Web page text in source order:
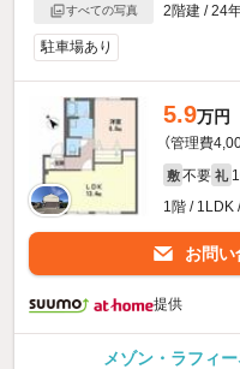
すべての写真
2階建 / 24
駐車場あり
5.9万円
（管理費
敷 不要 礼
1階 / 1LDK
お問い
提供
メゾン・ラフィ